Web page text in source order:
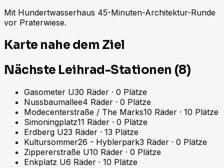
Mit Hundertwasserhaus 45-Minuten-Architektur-Runde
vor Praterwiese.
Karte nahe dem Ziel
Nächste Leihrad-Stationen (8)
Gasometer U30 Räder · 0 Plätze
Nussbaumallee4 Räder · 0 Plätze
Modecenterstraße / The Marks10 Räder · 10 Plätze
Simoningplatz11 Räder · 0 Plätze
Erdberg U23 Räder · 13 Plätze
Kultursommer26 - Hyblerpark3 Räder · 0 Plätze
Zippererstraße U10 Räder · 0 Plätze
Enkplatz U6 Räder · 10 Plätze